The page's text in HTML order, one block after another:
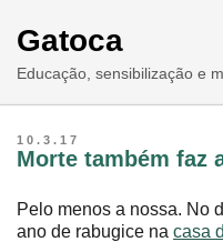
Gatoca
Educação, sensibilização e
10.3.17
Morte também faz
Pelo menos a nossa. No
ano de rabugice na casa